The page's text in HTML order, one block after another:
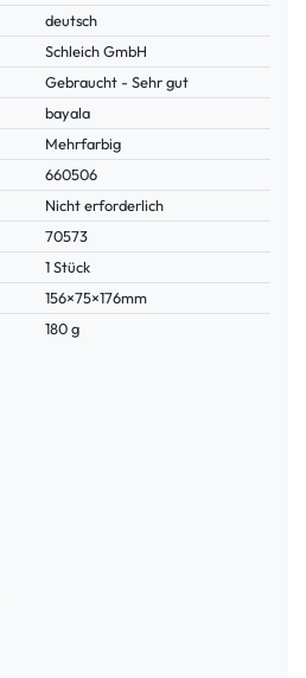
deutsch
Schleich GmbH
Gebraucht - Sehr gut
bayala
Mehrfarbig
660506
Nicht erforderlich
70573
1 Stück
156×75×176mm
180 g